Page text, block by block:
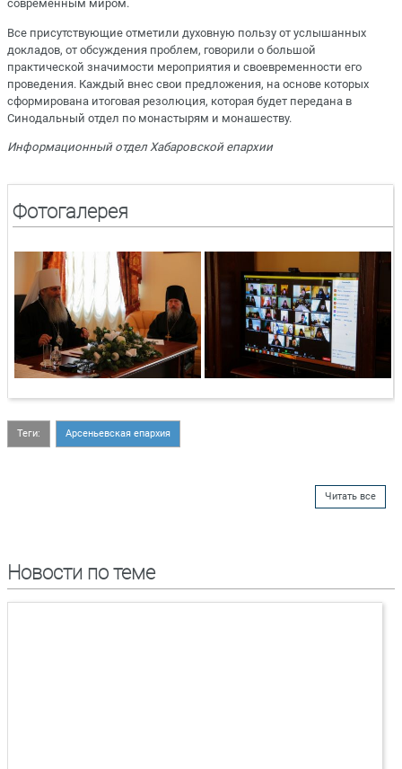
современным миром.
Все присутствующие отметили духовную пользу от услышанных
докладов, от обсуждения проблем, говорили о большой
практической значимости мероприятия и своевременности его
проведения. Каждый внес свои предложения, на основе которых
сформирована итоговая резолюция, которая будет передана в
Синодальный отдел по монастырям и монашеству.
Информационный отдел Хабаровской епархии
Фотогалерея
Теги: Арсеньевская епархия
Читать все
Новости по теме